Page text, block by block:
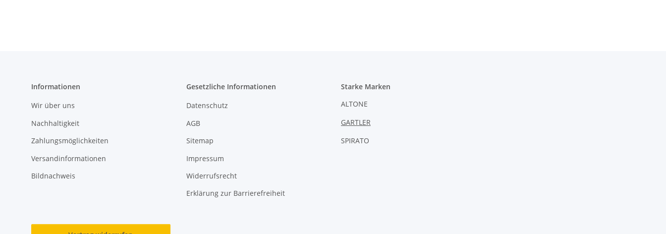
Informationen
Wir über uns
Nachhaltigkeit
Zahlungsmöglichkeiten
Versandinformationen
Bildnachweis
Gesetzliche Informationen
Datenschutz
AGB
Sitemap
Impressum
Widerrufsrecht
Erklärung zur Barrierefreiheit
Starke Marken
ALTONE
GARTLER
SPIRATO